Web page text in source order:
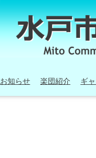
お知らせ 楽団紹介 ギ